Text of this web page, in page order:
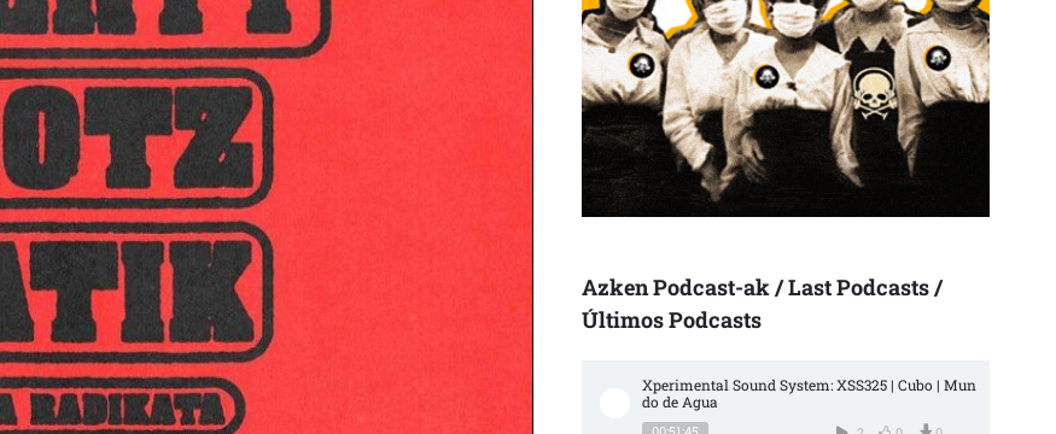
Azken Podcast-ak / Last Podcasts /
Últimos Podcasts
Xperimental Sound System: XSS325 | Cubo | Mun
do de Agua